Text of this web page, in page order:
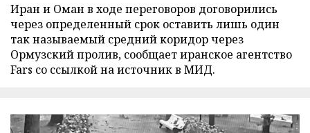
Иран и Оман в ходе переговоров договорились
через определенный срок оставить лишь один
так называемый средний коридор через
Ормузский пролив, сообщает иранское агентство
Fars со ссылкой на источник в МИД.